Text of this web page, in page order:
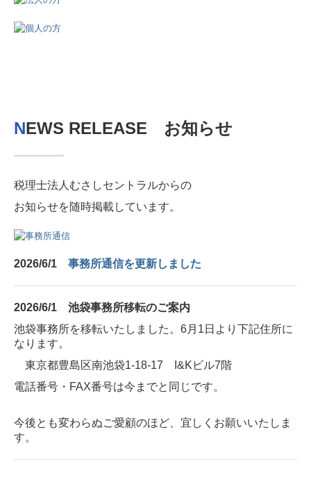
NEWS RELEASE お知らせ
―――
税理士法人むさしセントラルからの
お知らせを随時掲載しています。
2026/6/1 事務所通信を更新しました
2026/6/1 池袋事務所移転のご案内
池袋事務所を移転いたしました。6月1日より下記住所に
なります。
東京都豊島区南池袋1-18-17 I&Kビル7階
電話番号・FAX番号は今までと同じです。
今後とも変わらぬご愛顧のほど、宜しくお願いいたしま
す。